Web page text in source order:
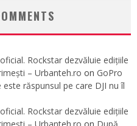
Rockstar dezvăluie edițiile
– Urbanteh.ro on GoPro
răspunsul pe care DJI nu îl
Rockstar dezvăluie edițiile